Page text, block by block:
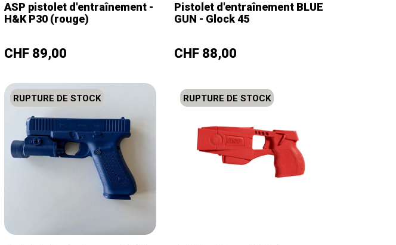
ASP pistolet d'entraînement -
H&K P30 (rouge)
Prix
CHF 89,00
Pistolet d'entraînement BLUE
GUN - Glock 45
Prix
CHF 88,00
RUPTURE DE STOCK RUPTURE DE STOCK